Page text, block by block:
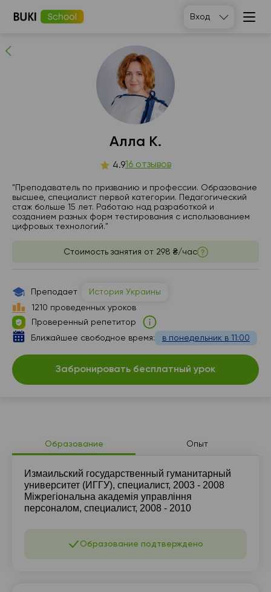
Вход
Алла К. людей рекомендуют
Образование Опыт
Измаильский государственный гуманитарный
университет (ИГГУ), специалист, 2003 - 2008
Міжрегіональна академія управління
персоналом, специалист, 2008 - 2010
Образование подтверждено
Алла К.
4.916 отзывов
"Преподаватель по призванию и профессии. Образование
высшее, специалист первой категории. Педагогический
стаж больше 15 лет. Работаю над разработкой и
созданием разных форм тестирования с использованием
цифровых технологий."
Стоимость занятия от 298 ₴/час
Преподает
История Украины
1210 проведенных уроков
Проверенный репетитор
Ближайшее свободное время:
в понедельник в 11:00
Забронировать бесплатный урок
вс
пн
Нет
свободных
часов
Нет
свободных
часов
11:00
13:30
16:00
18:00
11:00
18:00